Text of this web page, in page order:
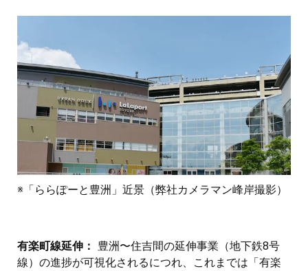
※「ららぽーと豊洲」近景（弊社カメラマン峰岸撮影）
有楽町線延伸：
豊洲〜住吉間の延伸事業（地下鉄8号
線）の進捗が可視化されるにつれ、これまでは「有楽